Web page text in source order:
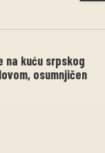
na kuću srpskog
osumnjičen